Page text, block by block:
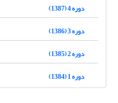
دوره 4 (1387)
دوره 3 (1386)
دوره 2 (1385)
دوره 1 (1384)